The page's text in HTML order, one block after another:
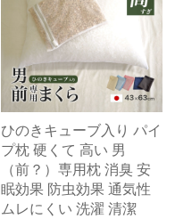
ひのきキューブ入り パイ
プ枕 硬くて 高い 男
（前？）専用枕 消臭 安
眠効果 防虫効果 通気性
ムレにくい 洗濯 清潔